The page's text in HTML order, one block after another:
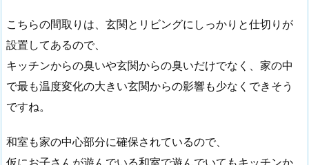
こちらの間取りは、玄関とリビングにしっかりと仕切りが
設置してあるので、
キッチンからの臭いや玄関からの臭いだけでなく、家の中
で最も温度変化の大きい玄関からの影響も少なくできそう
ですね。
和室も家の中心部分に確保されているので、
仮にお子さんが遊んでいる和室で遊んでいてもキッチンか